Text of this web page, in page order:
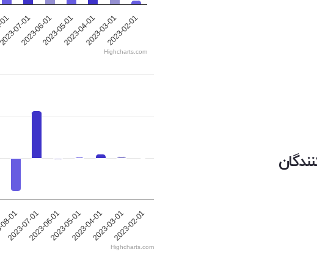
07-01
2023-06-012023-05-012023-04-012023-03-012023-02-01
Highcharts.com
01
2023-07-012023-06-012023-05-012023-04-012023-03-012023-02-01
Highcharts.com